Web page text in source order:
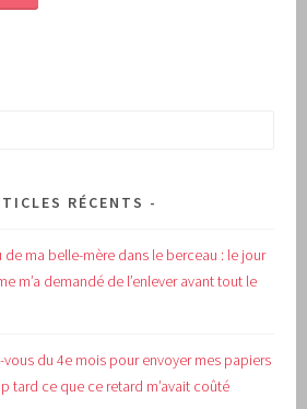
RÉCENTS
de ma belle-mère dans le berceau : le jour
m’a demandé de l’enlever avant tout le
vous du 4e mois pour envoyer mes papiers
tard ce que ce retard m’avait coûté